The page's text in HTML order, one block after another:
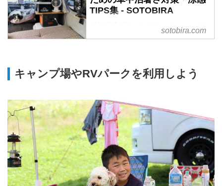
TIPS集 - SOTOBIRA
【概要】夏の車中泊でわんこと快
適に過ごすための涼感テクニック
ク。
sotobira.com
キャンプ場やRVパークを利用しよう